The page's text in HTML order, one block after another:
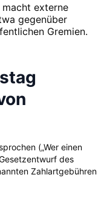
externe
gegenüber
Gremien.
(„Wer einen
des
Zahlartgebühren